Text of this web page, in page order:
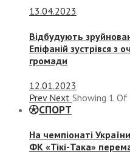
13.04.2023
Відбудують
Епіфаній зустрівся з
громади
12.01.2023
Prev Next Showing 1 Of
СПОРТ
На чемпіонаті
ФК «Тікі-Така»